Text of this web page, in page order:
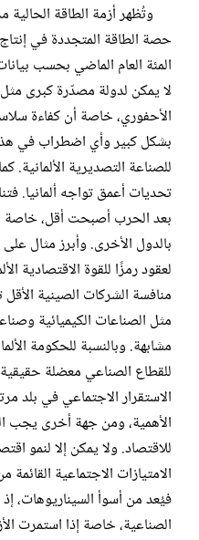
وتُظهر أزمة الطاقة الحالية
لا يمكن لدولة مصدّرة كبرى مثل
الأحفوري، خاصة أن كفاءة
بشكل كبير وأي اضطراب في
للصناعة التصديرية الألمانية.
تحديات أعمق تواجه ألمانيا.
بعد الحرب أصبحت أقل، خاصة
بالدول الأخرى. وأبرز مثال
لعقود رمزًا للقوة الاقتصادية
منافسة الشركات الصينية
مثل الصناعات الكيميائية
مشابهة. وبالنسبة للحكومة
للقطاع الصناعي معضلة
الاستقرار الاجتماعي في بلد
الأهمية، ومن جهة أخرى يجب
للاقتصاد. ولا يمكن إلا لنمو
الامتيازات الاجتماعية
فيُعد من أسوأ السيناريوهات،
الصناعية، خاصة إذا استمرت